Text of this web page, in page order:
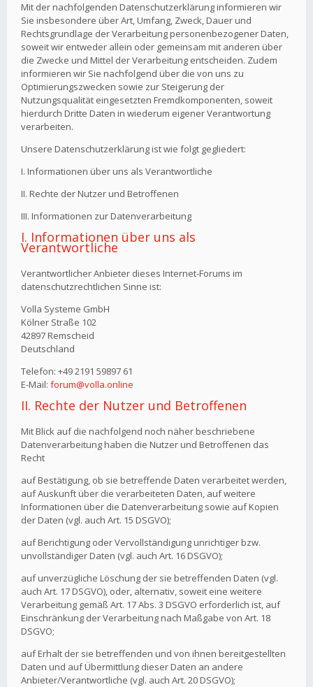
Mit der nachfolgenden Datenschutzerklärung informieren wir
Sie insbesondere über Art, Umfang, Zweck, Dauer und
Rechtsgrundlage der Verarbeitung personenbezogener Daten,
soweit wir entweder allein oder gemeinsam mit anderen über
die Zwecke und Mittel der Verarbeitung entscheiden. Zudem
informieren wir Sie nachfolgend über die von uns zu
Optimierungszwecken sowie zur Steigerung der
Nutzungsqualität eingesetzten Fremdkomponenten, soweit
hierdurch Dritte Daten in wiederum eigener Verantwortung
verarbeiten.
Unsere Datenschutzerklärung ist wie folgt gegliedert:
I. Informationen über uns als Verantwortliche
II. Rechte der Nutzer und Betroffenen
III. Informationen zur Datenverarbeitung
I. Informationen über uns als
Verantwortliche
Verantwortlicher Anbieter dieses Internet-Forums im
datenschutzrechtlichen Sinne ist:
Volla Systeme GmbH
Kölner Straße 102
42897 Remscheid
Deutschland
Telefon: +49 2191 59897 61
E-Mail: forum@volla.online
II. Rechte der Nutzer und Betroffenen
Mit Blick auf die nachfolgend noch näher beschriebene
Datenverarbeitung haben die Nutzer und Betroffenen das
Recht
auf Bestätigung, ob sie betreffende Daten verarbeitet werden,
auf Auskunft über die verarbeiteten Daten, auf weitere
Informationen über die Datenverarbeitung sowie auf Kopien
der Daten (vgl. auch Art. 15 DSGVO);
auf Berichtigung oder Vervollständigung unrichtiger bzw.
unvollständiger Daten (vgl. auch Art. 16 DSGVO);
auf unverzügliche Löschung der sie betreffenden Daten (vgl.
auch Art. 17 DSGVO), oder, alternativ, soweit eine weitere
Verarbeitung gemäß Art. 17 Abs. 3 DSGVO erforderlich ist, auf
Einschränkung der Verarbeitung nach Maßgabe von Art. 18
DSGVO;
auf Erhalt der sie betreffenden und von ihnen bereitgestellten
Daten und auf Übermittlung dieser Daten an andere
Anbieter/Verantwortliche (vgl. auch Art. 20 DSGVO);